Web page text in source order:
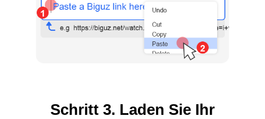
Schritt 3. Laden Sie Ihr